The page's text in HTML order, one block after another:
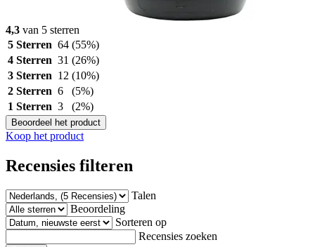
4,3 van 5 sterren
5 Sterren 64 (55%)
4 Sterren 31 (26%)
3 Sterren 12 (10%)
2 Sterren 6
(5%)
1 Sterren 3 (2%)
Beoordeel het product
Koop het product
Recensies filteren
Talen
Beoordeling
Sorteren op
Recensies zoeken